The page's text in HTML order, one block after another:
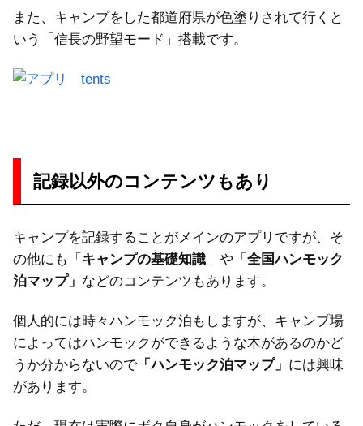
また、キャンプをした都道府県が色塗りされて行くと
いう「信長の野望モード」搭載です。
記録以外のコンテンツもあり
キャンプを記録することがメインのアプリですが、そ
の他にも「 キャンプの基礎知識 」や「 全国ハンモック
泊マップ」 などのコンテンツもあります。
個人的には時々ハンモック泊もしますが、キャンプ場
によってはハンモックができるような木があるのかど
うか分からないので 「ハンモック泊マップ」 には興味
があります。